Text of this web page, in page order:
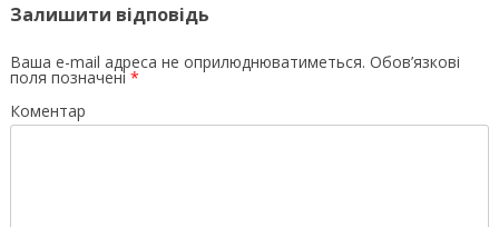
Залишити відповідь
Ваша e-mail адреса не оприлюднюватиметься. Обов’язкові
поля позначені *
Коментар